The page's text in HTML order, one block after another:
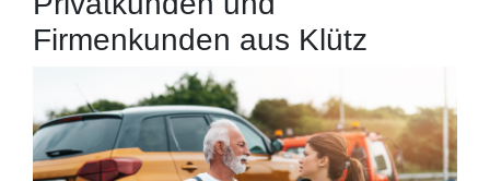
Firmenkunden aus Klütz